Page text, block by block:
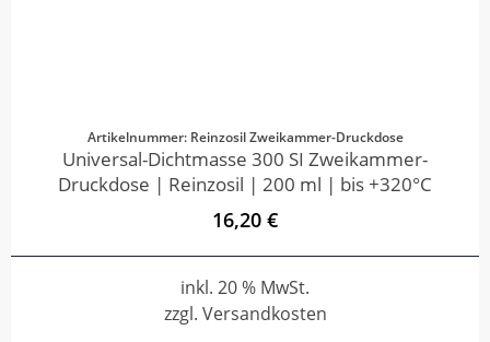
Artikelnummer: Reinzosil Zweikammer-Druckdose
Universal-Dichtmasse 300 SI Zweikammer-
Druckdose | Reinzosil | 200 ml | bis +320°C
16,20 €
inkl. 20 % MwSt.
zzgl. Versandkosten